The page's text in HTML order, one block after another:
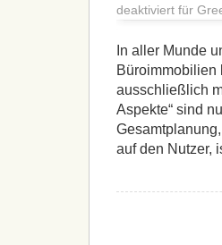
deaktiviert für
In aller Munde
Büroimmobilien
ausschließlich
Aspekte“ sind
auf den Nutzer,